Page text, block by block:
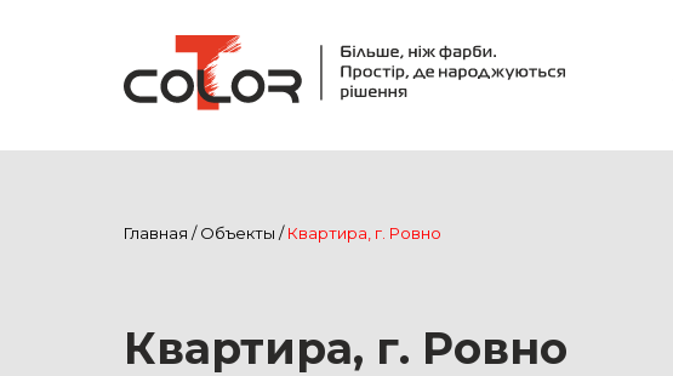
Главная /Объекты /Квартира, г. Ровно
Квартира, г. Ровно